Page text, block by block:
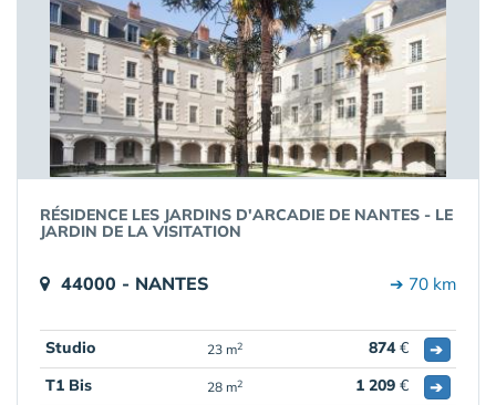
RÉSIDENCE LES JARDINS D'ARCADIE DE NANTES - LE
JARDIN DE LA VISITATION
44000 - NANTES ➔ 70 km
Studio 23 m2 874€
➔
T1 Bis
28 m2 1 209 €
➔